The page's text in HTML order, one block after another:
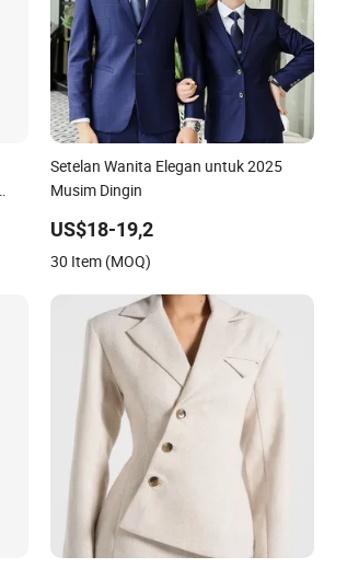
Setelan Wanita Elegan untuk 2025
Musim Dingin
US$18-19,2
30 Item (MOQ)